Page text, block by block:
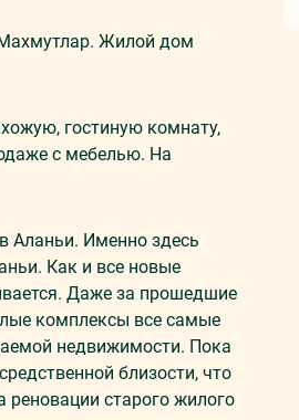
Жилой дом
гостиную комнату,
с мебелью. На
Аланьи. Именно здесь
Как и все новые
Даже за прошедшие
комплексы все самые
недвижимости. Пока
близости, что
реновации старого жилого